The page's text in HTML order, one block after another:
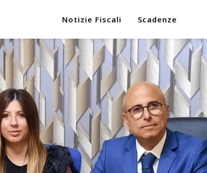
Notizie Fiscali Scadenze